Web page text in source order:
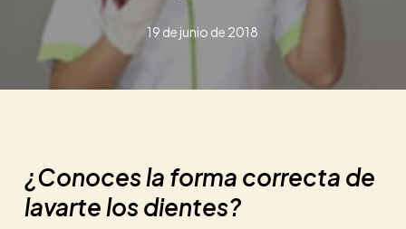
19 de junio de 2018
¿Conoces la forma correcta de
lavarte los dientes?